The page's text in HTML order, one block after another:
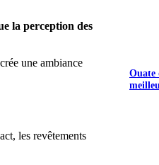
la perception des
une ambiance
les revêtements
Ouate